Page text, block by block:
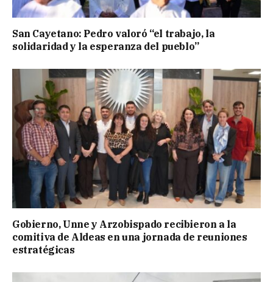
San Cayetano: Pedro valoró “el trabajo, la
solidaridad y la esperanza del pueblo”
Gobierno, Unne y Arzobispado recibieron a la
comitiva de Aldeas en una jornada de reuniones
estratégicas